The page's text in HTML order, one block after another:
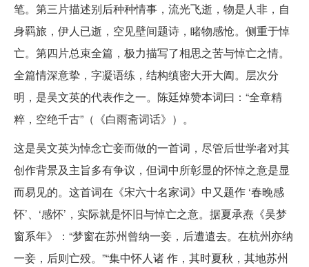
笔。第三片描述别后种种情事，流光飞逝，物是人非，自
身羁旅，伊人已逝，空见壁间题诗，睹物感怆。侧重于悼
亡。第四片总束全篇，极力描写了相思之苦与悼亡之情。
全篇情深意挚，字凝语练，结构缜密大开大阖。层次分
明，是吴文英的代表作之一。陈廷焯赞本词曰：“全章精
粹，空绝千古”（《白雨斋词话》）。
这是吴文英为悼念亡妾而做的一首词，尽管后世学者对其
创作背景及主旨多有争议，但词中所彰显的怀悼之意是显
而易见的。这首词在《宋六十名家词》中又题作 ‘春晚感
怀’、‘感怀’，实际就是怀旧与悼亡之意。据夏承焘《吴梦
窗系年》：“梦窗在苏州曾纳一妾，后遭遣去。在杭州亦纳
一妾，后则亡殁。”“集中怀人诸 作，其时夏秋，其地苏州